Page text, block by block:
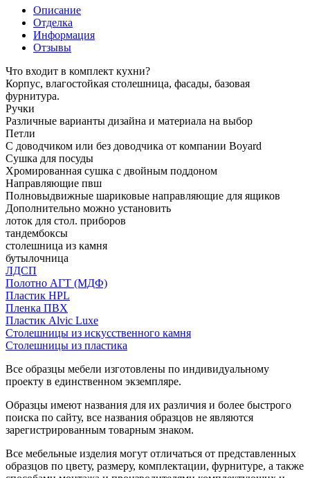
Описание
Отделка
Информация
Отзывы
Что входит в комплект кухни?
Корпус, влагостойкая столешница, фасады, базовая
фурнитура.
Ручки
Различные варианты дизайна и материала на выбор
Петли
С доводчиком или без доводчика от компании Boyard
Сушка для посуды
Хромированная сушка с двойным поддоном
Направляющие пвш
Полновыдвижные шариковые направляющие для ящиков
Дополнительно можно установить
лоток для стол. приборов
тандембоксы
столешница из камня
бутылочница
ЛДСП
Полотно АГТ (МДФ)
Пластик HPL
Пленка ПВХ
Пластик Alvic Luxe
Столешницы из искусственного камня
Столешницы из пластика
Все образцы мебели изготовлены по индивидуальному
проекту в единственном экземпляре.
Образцы имеют названия для их различия и более быстрого
поиска по сайту, все названия образцов не являются
зарегистрированным товарным знаком.
Все мебельные изделия могут отличаться от представленных
образцов по цвету, размеру, комплектации, фурнитуре, а также